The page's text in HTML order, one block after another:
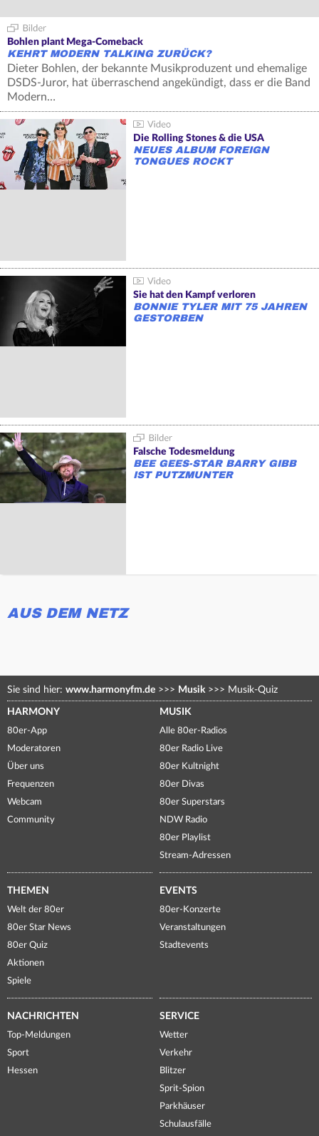
Bohlen plant Mega-Comeback
KEHRT MODERN TALKING ZURÜCK?
Dieter Bohlen, der bekannte Musikproduzent und ehemalige
DSDS-Juror, hat überraschend angekündigt, dass er die Band
Modern…
Die Rolling Stones & die USA
NEUES ALBUM FOREIGN
TONGUES ROCKT
Sie hat den Kampf verloren
BONNIE TYLER MIT 75 JAHREN
GESTORBEN
Falsche Todesmeldung
BEE GEES-STAR BARRY GIBB
IST PUTZMUNTER
AUS DEM NETZ
Sie sind hier: www.harmonyfm.de >>> Musik >>> Musik-Quiz
HARMONY
80er-App
Moderatoren
Über uns
Frequenzen
Webcam
Community
MUSIK
Alle 80er-Radios
80er Radio Live
80er Kultnight
80er Divas
80er Superstars
NDW Radio
80er Playlist
Stream-Adressen
THEMEN
Welt der 80er
80er Star News
80er Quiz
Aktionen
Spiele
EVENTS
80er-Konzerte
Veranstaltungen
Stadtevents
NACHRICHTEN
Top-Meldungen
Sport
Hessen
SERVICE
Wetter
Verkehr
Blitzer
Sprit-Spion
Parkhäuser
Schulausfälle